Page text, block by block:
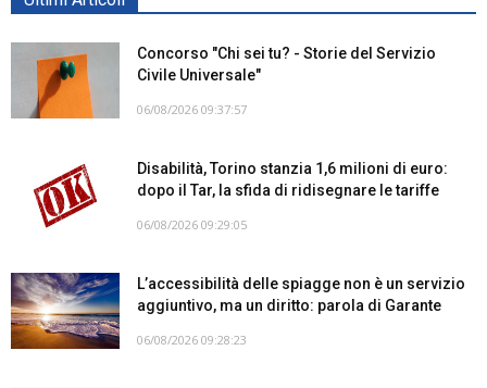
Concorso "Chi sei tu? - Storie del Servizio
Civile Universale"
06/08/2026 09:37:57
Disabilità, Torino stanzia 1,6 milioni di euro:
dopo il Tar, la sfida di ridisegnare le tariffe
06/08/2026 09:29:05
L’accessibilità delle spiagge non è un servizio
aggiuntivo, ma un diritto: parola di Garante
06/08/2026 09:28:23